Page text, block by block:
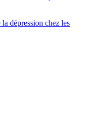
dépression chez les